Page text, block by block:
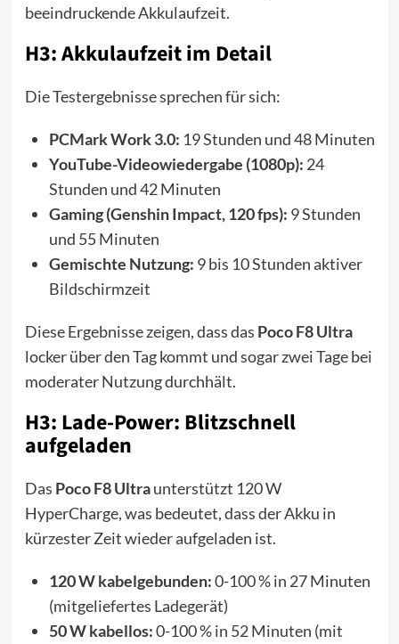
beeindruckende Akkulaufzeit.
H3: Akkulaufzeit im Detail
Die Testergebnisse sprechen für sich:
PCMark Work 3.0: 19 Stunden und 48 Minuten
YouTube-Videowiedergabe (1080p): 24
Stunden und 42 Minuten
Gaming (Genshin Impact, 120 fps): 9 Stunden
und 55 Minuten
Gemischte Nutzung: 9 bis 10 Stunden aktiver
Bildschirmzeit
Diese Ergebnisse zeigen, dass das Poco F8 Ultra
locker über den Tag kommt und sogar zwei Tage bei
moderater Nutzung durchhält.
H3: Lade-Power: Blitzschnell
aufgeladen
Das Poco F8 Ultraunterstützt 120 W
HyperCharge, was bedeutet, dass der Akku in
kürzester Zeit wieder aufgeladen ist.
120 W kabelgebunden:0-100 % in 27 Minuten
(mitgeliefertes Ladegerät)
50 W kabellos:0-100 % in 52 Minuten (mit